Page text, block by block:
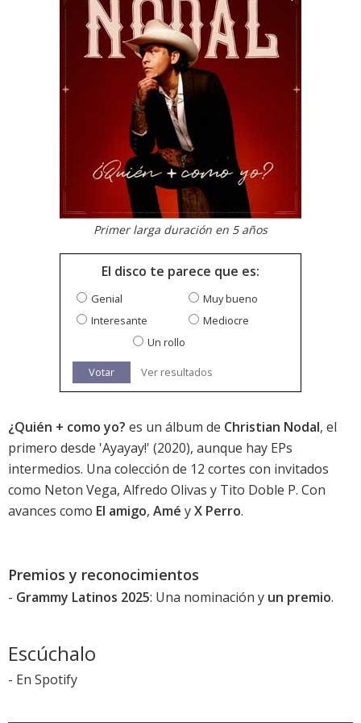
Primer larga duración en 5 años
El disco te parece que es:
Genial
Muy bueno
Interesante
Mediocre
Un rollo
Votar Ver resultados
¿Quién + como yo? es un álbum de Christian Nodal, el
primero desde 'Ayayay!' (2020), aunque hay EPs
intermedios. Una colección de 12 cortes con invitados
como Neton Vega, Alfredo Olivas y Tito Doble P. Con
avances como El amigo, Amé yX Perro.
Premios y reconocimientos
- Grammy Latinos 2025: Una nominación y un premio.
Escúchalo
- En Spotify